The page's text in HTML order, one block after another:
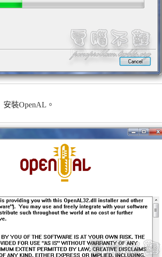
裝OpenAL。